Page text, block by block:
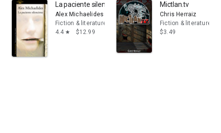
La paciente silenciosa
Alex Michaelides
Fiction & literature
4.4 star $12.99
Mictlan.tv
Chris Herraiz
Fiction & literature
$3.49